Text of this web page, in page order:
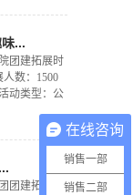
...
团建拓展时
人数：1500
动类型：公
团建拓展时
在线咨询
销售一部
销售二部